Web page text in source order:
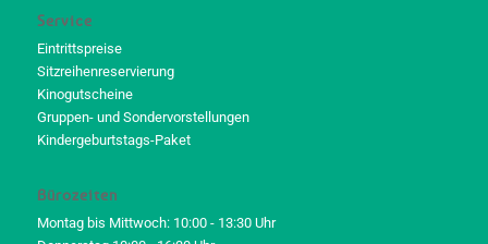
Service
Eintrittspreise
Sitzreihenreservierung
Kinogutscheine
Gruppen- und Sondervorstellungen
Kindergeburtstags-Paket
Bürozeiten
Montag bis Mittwoch: 10:00 - 13:30 Uhr